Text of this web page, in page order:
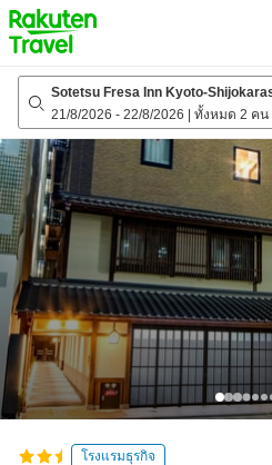
to
top
page
Sotetsu Fresa Inn Kyoto-
21/8/2026 - 22/8/2026 ทั้งหมด 2 คน
โรงแรมธุรกิจ